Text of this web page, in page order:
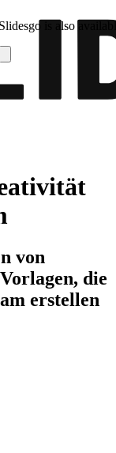
Slidesgo is also
von
die
erstellen